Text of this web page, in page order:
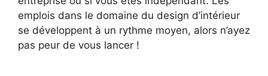
emplois dans le domaine du design d’intérieur
se développent à un rythme moyen, alors n’ayez
pas peur de vous lancer !